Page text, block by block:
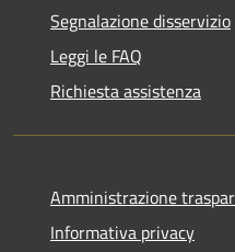
Segnalazione disservizio
Leggi le FAQ
Richiesta assistenza
Amministrazione
Informativa privacy